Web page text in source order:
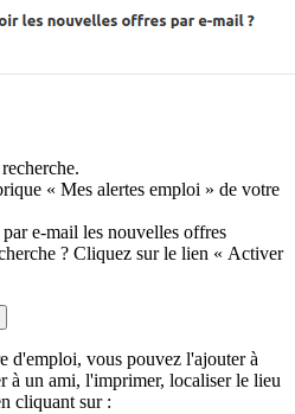
« Mes alertes emploi » de votre
e-mail les nouvelles offres
? Cliquez sur le lien « Activer
d'emploi, vous pouvez l'ajouter à
à un ami, l'imprimer, localiser le lieu
cliquant sur :